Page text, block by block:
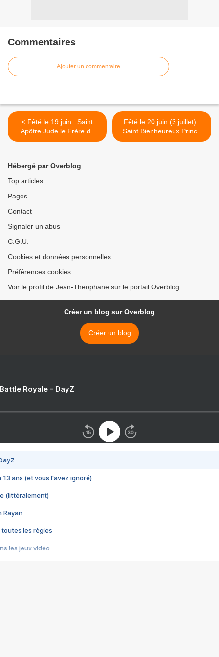
Commentaires
Ajouter un commentaire
< Fêté le 19 juin : Saint
Apôtre Jude le Frère du
Seigneur
Fêté le 20 juin (3 juillet) :
Saint Bienheureux Prince
Gleb Andreevitch le Fils de
Hébergé par Overblog
Top articles
Pages
Contact
Signaler un abus
C.G.U.
Cookies et données personnelles
Préférences cookies
Voir le profil de Jean-Théophane sur le portail Overblog
Créer un blog sur Overblog
Créer un blog
Royale - DayZ
13 ans (et vous l'avez ignoré)
(littéralement)
Rayan
toutes les règles
les jeux vidéo